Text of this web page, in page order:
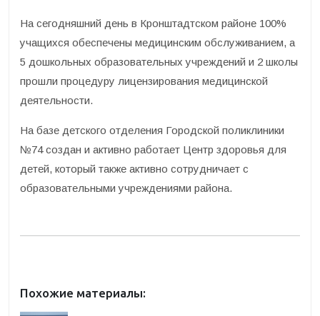
На сегодняшний день в Кронштадтском районе 100%
учащихся обеспечены медицинским обслуживанием, а
5 дошкольных образовательных учреждений и 2 школы
прошли процедуру лицензирования медицинской
деятельности.
На базе детского отделения Городской поликлиники
№74 создан и активно работает Центр здоровья для
детей, который также активно сотрудничает с
образовательными учреждениями района.
Похожие материалы: